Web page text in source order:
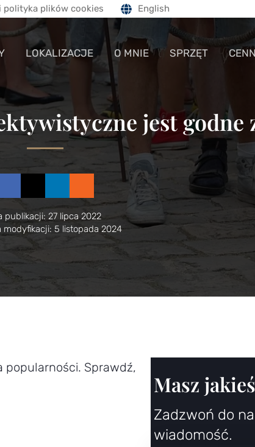
i polityka plików cookies English
LOKALIZACJE O MNIE SPRZĘT
jest godne
publikacji: 27 lipca 2022
modyfikacji: 5 listopada 2024
Sprawdź,
Masz
Zadzwoń do
wiadomość.